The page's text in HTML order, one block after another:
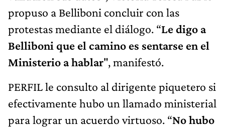
propuso a Belliboni concluir con las
protestas mediante el diálogo. “Le digo a
Belliboni que el camino es sentarse en el
Ministerio a hablar", manifestó.
PERFIL le consulto al dirigente piquetero si
efectivamente hubo un llamado ministerial
para lograr un acuerdo virtuoso. “No hubo